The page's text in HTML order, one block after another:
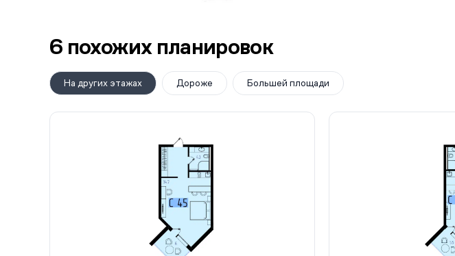
6 похожих планировок
На других этажах Дороже Большей площади